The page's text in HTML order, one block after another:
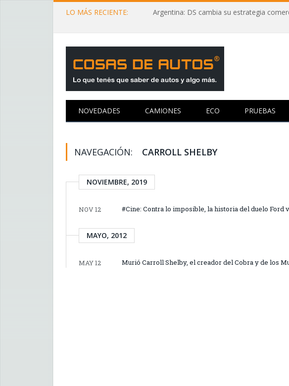
LO MÁS RECIENTE: Argentina: DS cambia su estrategia
NOVEDADES CAMIONES ECO PRUEBAS
NAVEGACIÓN: CARROLL SHELBY
NOVIEMBRE, 2019
NOV 12 #Cine: Contra lo imposible, la historia del duelo Ford
MAYO, 2012
MAY 12 Murió Carroll Shelby, el creador del Cobra y de los